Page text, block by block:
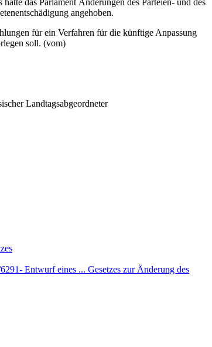
das Parlament Änderungen des Parteien- und des
angehoben.
für ein Verfahren für die künftige Anpassung
soll. (vom)
Landtagsabgeordneter
Entwurf eines ... Gesetzes zur Änderung des